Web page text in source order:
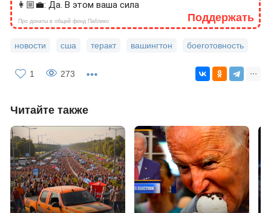
👩🏼‍💼: Да. В этом ваша сила
Поддержать
Про донаты в общий фонд Паблико
новости сша теракт вашингтон боеготовность
1 273
Читайте также